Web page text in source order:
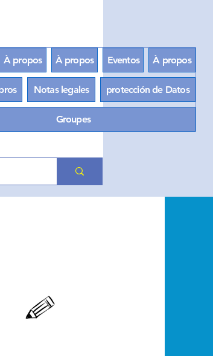
À propos À propos Eventos À propos
Notas legales protección de Datos
Groupes